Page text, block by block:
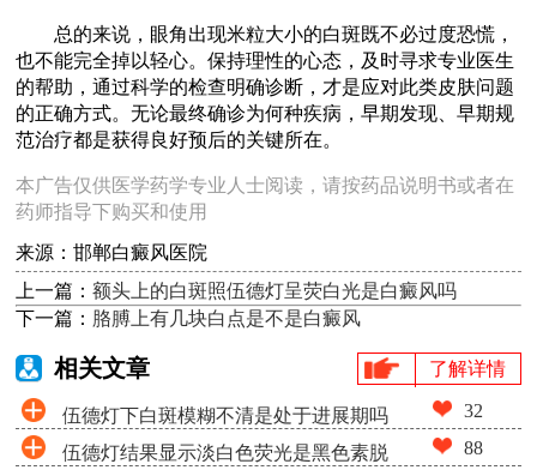
总的来说，眼角出现米粒大小的白斑既不必过度恐慌，
也不能完全掉以轻心。保持理性的心态，及时寻求专业医生
的帮助，通过科学的检查明确诊断，才是应对此类皮肤问题
的正确方式。无论最终确诊为何种疾病，早期发现、早期规
范治疗都是获得良好预后的关键所在。
本广告仅供医学药学专业人士阅读，请按药品说明书或者在
药师指导下购买和使用
来源：邯郸白癜风医院
上一篇：额头上的白斑照伍德灯呈荧白光是白癜风吗
下一篇： 胳膊上有几块白点是不是白癜风
相关文章 了解详情
伍德灯下白斑模糊不清是处于进展期吗 32
伍德灯结果显示淡白色荧光是黑色素脱
88